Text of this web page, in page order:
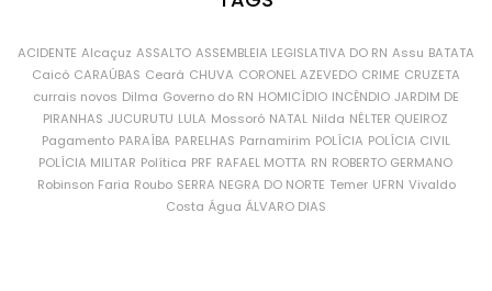
ACIDENTE Alcaçuz ASSALTO ASSEMBLEIA LEGISLATIVA DO RN Assu BATATA
Caicó CARAÚBAS Ceará CHUVA CORONEL AZEVEDO CRIME CRUZETA
currais novos Dilma Governo do RN HOMICÍDIO INCÊNDIO JARDIM DE
PIRANHAS JUCURUTU LULA Mossoró NATAL Nilda NÉLTER QUEIROZ
Pagamento PARAÍBA PARELHAS Parnamirim POLÍCIA POLÍCIA CIVIL
POLÍCIA MILITAR Política PRF RAFAEL MOTTA RN ROBERTO GERMANO
Robinson Faria Roubo SERRA NEGRA DO NORTE Temer UFRN Vivaldo
Costa Água ÁLVARO DIAS